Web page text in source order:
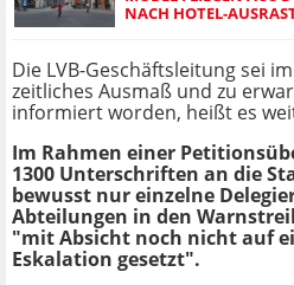
NACH HOTEL-
Die LVB-Geschäftsleitung sei
zeitliches Ausmaß und zu
informiert worden, heißt es
Im Rahmen einer
1300 Unterschriften an die
bewusst nur einzelne
Abteilungen in den
"mit Absicht noch nicht auf
Eskalation gesetzt".